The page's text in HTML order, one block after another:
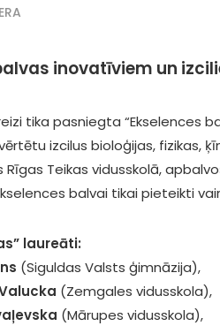
balvas inovatīviem un
tika pasniegta “Ekselences
izcilus bioloģijas, fizikas,
Rīgas Teikas vidusskolā,
balvai tikai pieteikti
laureāti:
(Siguldas Valsts ģimnāzija),
(Zemgales vidusskola),
(Mārupes vidusskola),